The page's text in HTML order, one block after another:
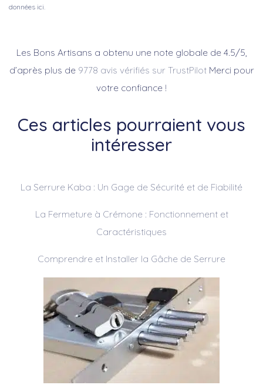
données ici.
Les Bons Artisans a obtenu une note globale de 4.5/5,
d’après plus de 9778 avis vérifiés sur TrustPilotMerci pour
votre confiance !
Ces articles pourraient vous
intéresser
La Serrure Kaba : Un Gage de Sécurité et de Fiabilité
La Fermeture à Crémone : Fonctionnement et
Caractéristiques
Comprendre et Installer la Gâche de Serrure